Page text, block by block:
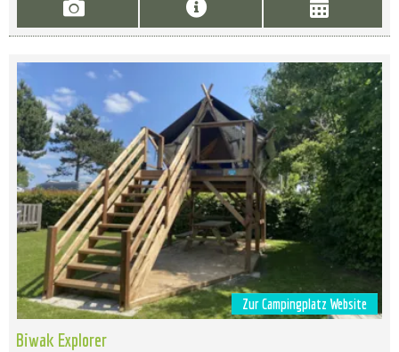
Zur Campingplatz Website
Biwak Explorer